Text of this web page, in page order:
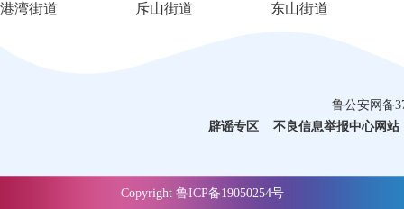
港湾街道 斥山街道 东山街道
鲁公安网备
辟谣专区
不良信息举报中心网站
Copyright 鲁ICP备19050254号